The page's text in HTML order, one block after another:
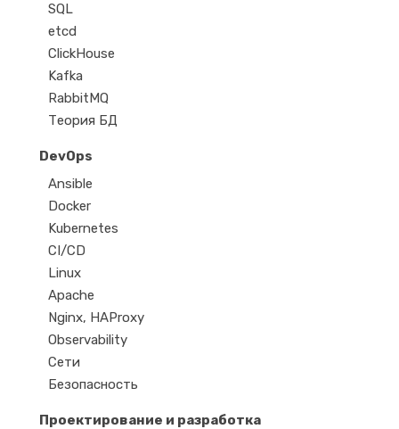
SQL
etcd
ClickHouse
Kafka
RabbitMQ
Теория БД
DevOps
Ansible
Docker
Kubernetes
CI/CD
Linux
Apache
Nginx, HAProxy
Observability
Сети
Безопасность
Проектирование и разработка